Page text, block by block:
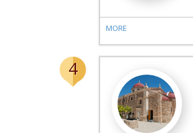
MORE
4